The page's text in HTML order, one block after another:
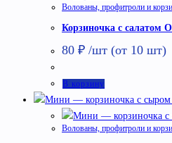
Волованы, профитроли и
Корзиночка с салатом
80 ₽ /шт (от 10 шт)
В корзину
Волованы, профитроли и